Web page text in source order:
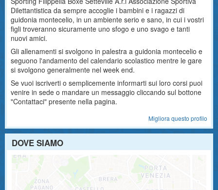
Dilettantistica da sempre accoglie i bambini e i ragazzi di
guidonia montecelio, in un ambiente serio e sano, in cui i vostri
figli troveranno sicuramente uno sfogo e uno svago e tanti
nuovi amici.
Gli allenamenti si svolgono in palestra a guidonia montecelio e
seguono l'andamento del calendario scolastico mentre le gare
si svolgono generalmente nel week end.
Se vuoi iscriverti o semplicemente informarti sui loro corsi puoi
venire in sede o mandare un messaggio cliccando sul bottone
"Contattaci" presente nella pagina.
Migliora questo profilo
DOVE SIAMO